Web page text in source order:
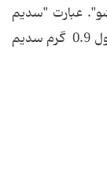
عبارت "سدیم
0.9گرم سدیم